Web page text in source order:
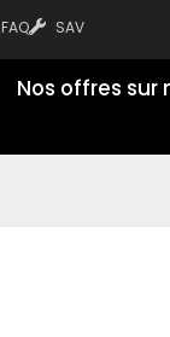
FAQ SAV
Nos offres sur